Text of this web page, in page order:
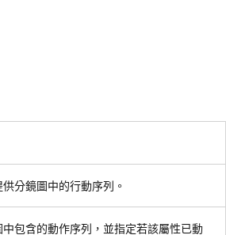
分鏡圖中的行動序列。
包含的動作序列，並指定若該屬性已動